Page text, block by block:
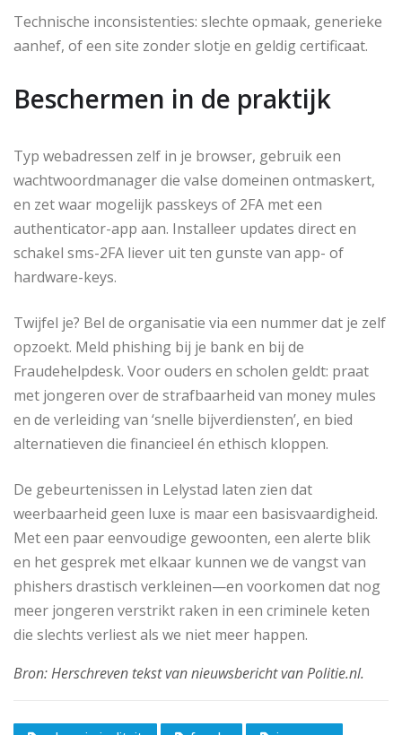
Technische inconsistenties: slechte opmaak, generieke
aanhef, of een site zonder slotje en geldig certificaat.
Beschermen in de praktijk
Typ webadressen zelf in je browser, gebruik een
wachtwoordmanager die valse domeinen ontmaskert,
en zet waar mogelijk passkeys of 2FA met een
authenticator-app aan. Installeer updates direct en
schakel sms-2FA liever uit ten gunste van app- of
hardware-keys.
Twijfel je? Bel de organisatie via een nummer dat je zelf
opzoekt. Meld phishing bij je bank en bij de
Fraudehelpdesk. Voor ouders en scholen geldt: praat
met jongeren over de strafbaarheid van money mules
en de verleiding van ‘snelle bijverdiensten’, en bied
alternatieven die financieel én ethisch kloppen.
De gebeurtenissen in Lelystad laten zien dat
weerbaarheid geen luxe is maar een basisvaardigheid.
Met een paar eenvoudige gewoonten, een alerte blik
en het gesprek met elkaar kunnen we de vangst van
phishers drastisch verkleinen—en voorkomen dat nog
meer jongeren verstrikt raken in een criminele keten
die slechts verliest als we niet meer happen.